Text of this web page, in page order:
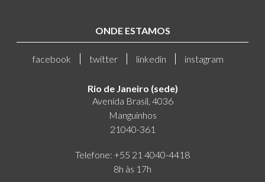
ONDE ESTAMOS
facebook twitter linkedin instagram
Rio de Janeiro (sede)
Avenida Brasil, 4036
Manguinhos
21040-361
Telefone: +55 21 4040-4418
8h às 17h